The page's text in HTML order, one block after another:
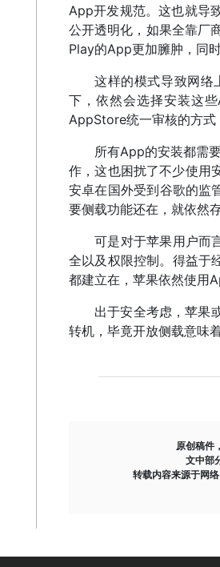
App开发规范。这也就导
公开透明化，如果全靠厂
Play的App更加臃肿，同时
这样的模式导致网络
下，依然会选择安装这
AppStore统一审核的方式
所有App的安装都需
作，这也困扰了不少使用
安卓在国外受到谷歌的监
要侧载功能还在，就依然
可是对于苹果用户而
全以及权限控制。得益于
都建立在，苹果依然使用
出于安全考虑，苹果
转机，毕竟开放侧载意味
原创稿件
文中部
转载内容来源于网